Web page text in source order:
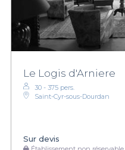
Le Logis d'Arniere
30 - 375 pers.
Saint-Cyr-sous-Dourdan
Sur devis